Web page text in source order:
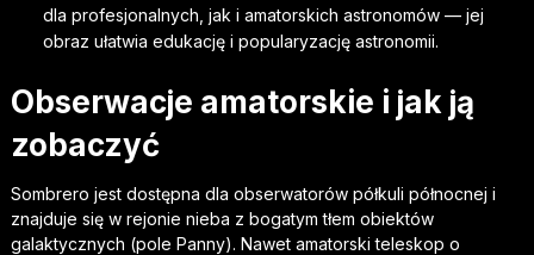
dla profesjonalnych, jak i amatorskich astronomów — jej
obraz ułatwia edukację i popularyzację astronomii.
Obserwacje amatorskie i jak ją
zobaczyć
Sombrero jest dostępna dla obserwatorów półkuli północnej i
znajduje się w rejonie nieba z bogatym tłem obiektów
galaktycznych (pole Panny). Nawet amatorski teleskop o